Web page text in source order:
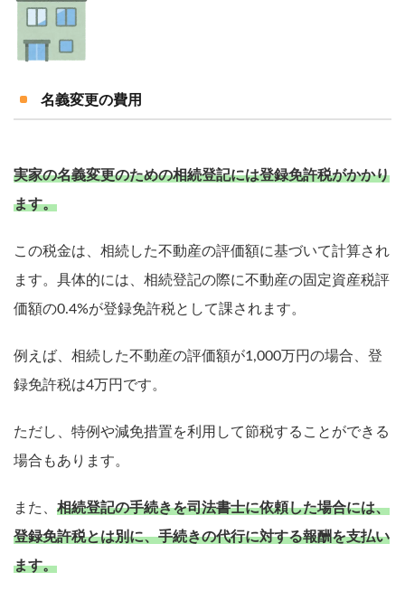
名義変更の費用
実家の名義変更のための相続登記には登録免許税がかかり
ます。
この税金は、相続した不動産の評価額に基づいて計算され
ます。具体的には、相続登記の際に不動産の固定資産税評
価額の0.4%が登録免許税として課されます。
例えば、相続した不動産の評価額が1,000万円の場合、登
録免許税は4万円です。
ただし、特例や減免措置を利用して節税することができる
場合もあります。
また、 相続登記の手続きを司法書士に依頼した場合には、
登録免許税とは別に、手続きの代行に対する報酬を支払い
ます。